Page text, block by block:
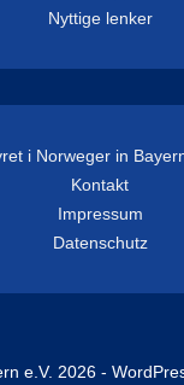
Nyttige lenker
i Norweger in
Kontakt
Impressum
Datenschutz
e.V. 2026 -